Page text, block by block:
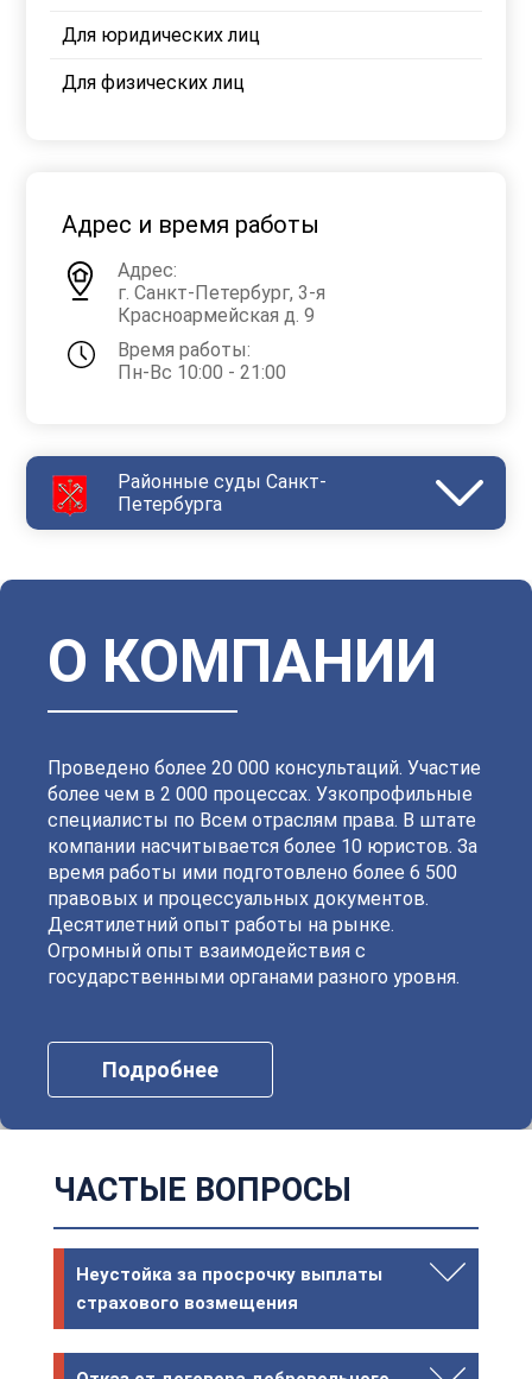
Для юридических лиц
Для физических лиц
Адрес и время работы
Адрес:
г. Санкт-Петербург, 3-я
Красноармейская д. 9
Время работы:
Пн-Вс 10:00 - 21:00
Районные суды Санкт-
Петербурга
Московский
Невский Октябрьский
Петроградский
Петродворцовый
Приморский Пушкинский
Сестрорецкий
Смольнинский
О КОМПАНИИ
Проведено более 20 000 консультаций. Участие
более чем в 2 000 процессах. Узкопрофильные
специалисты по Всем отраслям права. В штате
компании насчитывается более 10 юристов. За
время работы ими подготовлено более 6 500
правовых и процессуальных документов.
Десятилетний опыт работы на рынке.
Огромный опыт взаимодействия с
государственными органами разного уровня.
Подробнее
ЧАСТЫЕ ВОПРОСЫ
Неустойка за просрочку выплаты
страхового возмещения